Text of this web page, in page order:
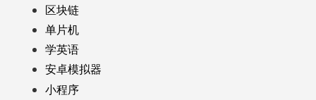
区块链
单片机
学英语
安卓模拟器
小程序